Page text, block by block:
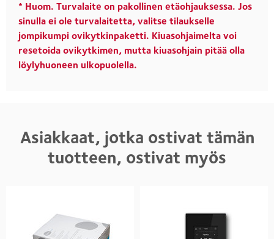
* Huom. Turvalaite on pakollinen etäohjauksessa. Jos
sinulla ei ole turvalaitetta, valitse tilaukselle
jompikumpi ovikytkinpaketti. Kiuasohjaimelta voi
resetoida ovikytkimen, mutta kiuasohjain pitää olla
löylyhuoneen ulkopuolella.
Asiakkaat, jotka ostivat tämän
tuotteen, ostivat myös